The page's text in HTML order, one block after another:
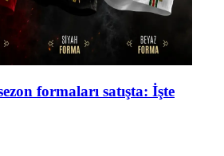
formaları satışta: İşte